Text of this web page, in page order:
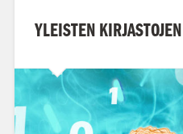
YLEISTEN